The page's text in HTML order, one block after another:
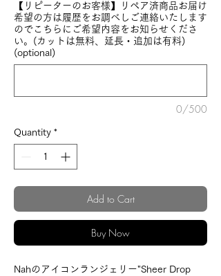
【リピーターのお客様】リペア済商品お届け
希望の方は履歴をお調べしご連絡いたします
のでこちらにご希望内容をお知らせくださ
い。(カットは無料、延長・追加は有料)
(optional)
0/500
Quantity *
Add to Cart
Buy Now
Nahのアイコンランジェリー"Sheer Drop